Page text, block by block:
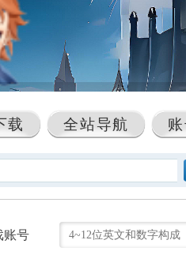
载 全站导航
账号